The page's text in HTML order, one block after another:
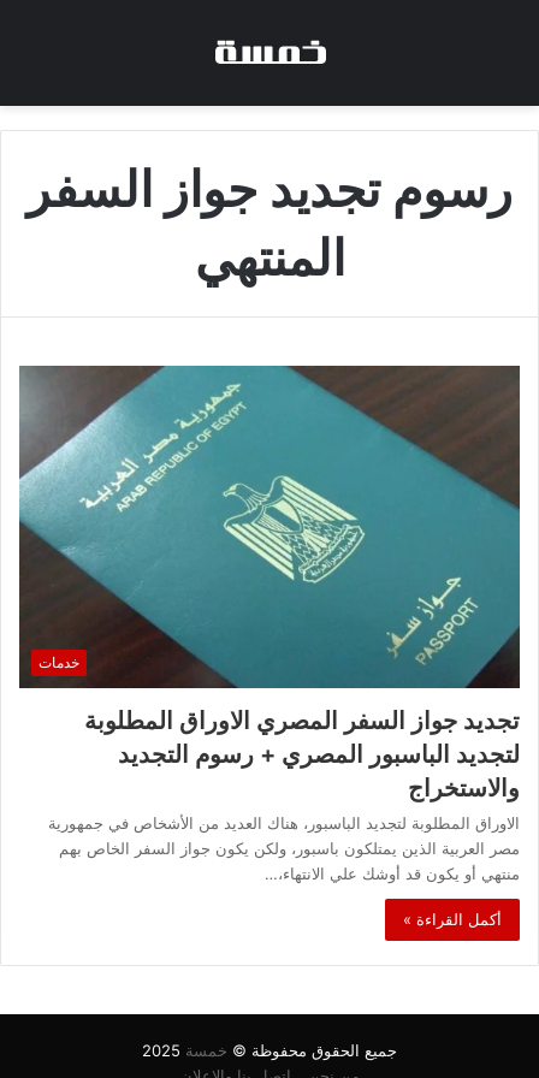
رسوم تجديد جواز السفر
المنتهي
خدمات
تجديد جواز السفر المصري الاوراق المطلوبة
لتجديد الباسبور المصري + رسوم التجديد
والاستخراج
الاوراق المطلوبة لتجديد الباسبور، هناك العديد من الأشخاص في جمهورية
مصر العربية الذين يمتلكون باسبور، ولكن يكون جواز السفر الخاص بهم
منتهي أو يكون قد أوشك علي الانتهاء،…
أكمل القراءة »
جميع الحقوق محفوظة © خمسة